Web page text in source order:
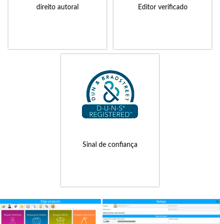
direito autoral Editor verificado
Sinal de confiança